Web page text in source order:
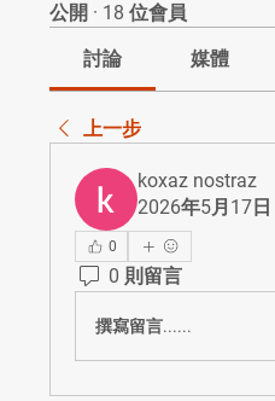
公開 · 18 位會員
討論 媒體
上一步
koxaz nostraz
2026年5月17日
0
0 則留言
撰寫留言......